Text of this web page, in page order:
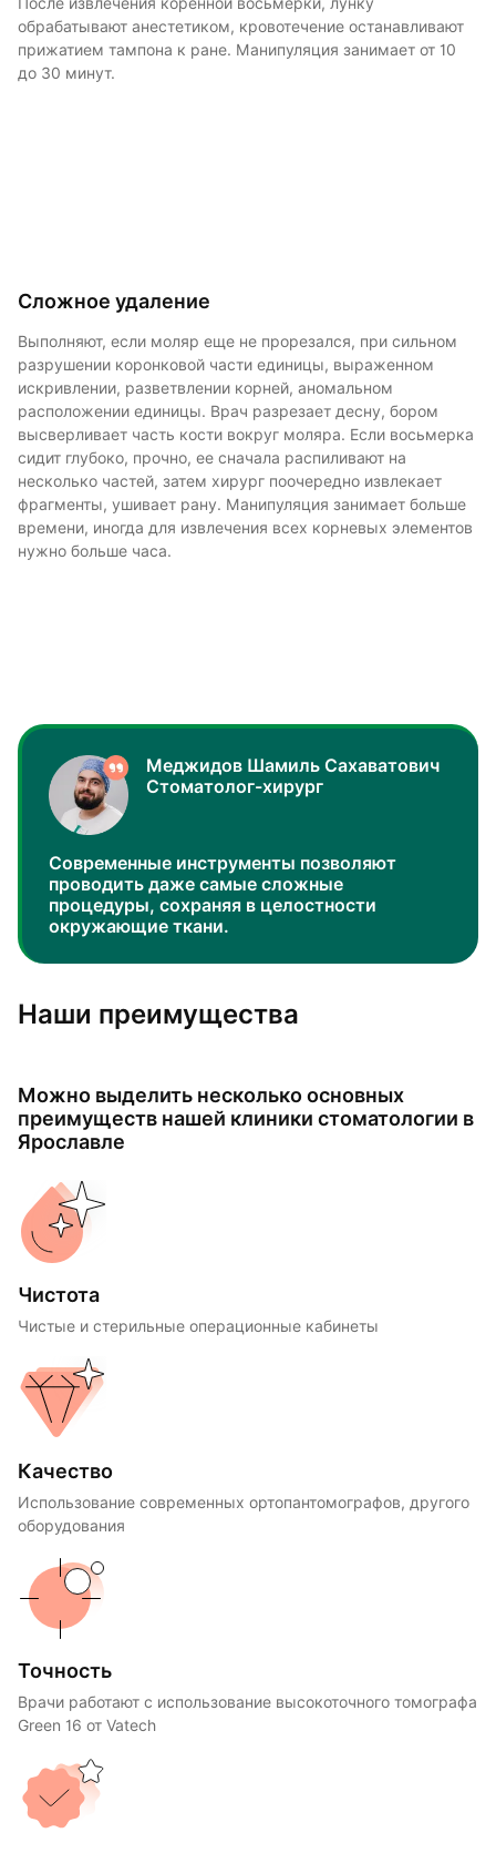
обрабатывают анестетиком, кровотечение останавливают
прижатием тампона к ране. Манипуляция занимает от 10
до 30 минут.
Сложное удаление
Выполняют, если моляр еще не прорезался, при сильном
разрушении коронковой части единицы, выраженном
искривлении, разветвлении корней, аномальном
расположении единицы. Врач разрезает десну, бором
высверливает часть кости вокруг моляра. Если восьмерка
сидит глубоко, прочно, ее сначала распиливают на
несколько частей, затем хирург поочередно извлекает
фрагменты, ушивает рану. Манипуляция занимает больше
времени, иногда для извлечения всех корневых элементов
нужно больше часа.
Меджидов Шамиль Сахаватович
Стоматолог-хирург
Современные инструменты позволяют
проводить даже самые сложные
процедуры, сохраняя в целостности
окружающие ткани.
Наши преимущества
Можно выделить несколько основных
преимуществ нашей клиники стоматологии в
Ярославле
Чистота
Чистые и стерильные операционные кабинеты
Качество
Использование современных ортопантомографов, другого
оборудования
Точность
Врачи работают с использование высокоточного томографа
Green 16 от Vatech